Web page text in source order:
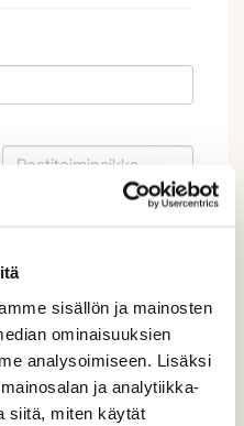
sisällön ja mainosten
ominaisuuksien
analysoimiseen. Lisäksi
ja analytiikka-
siitä, miten käytät